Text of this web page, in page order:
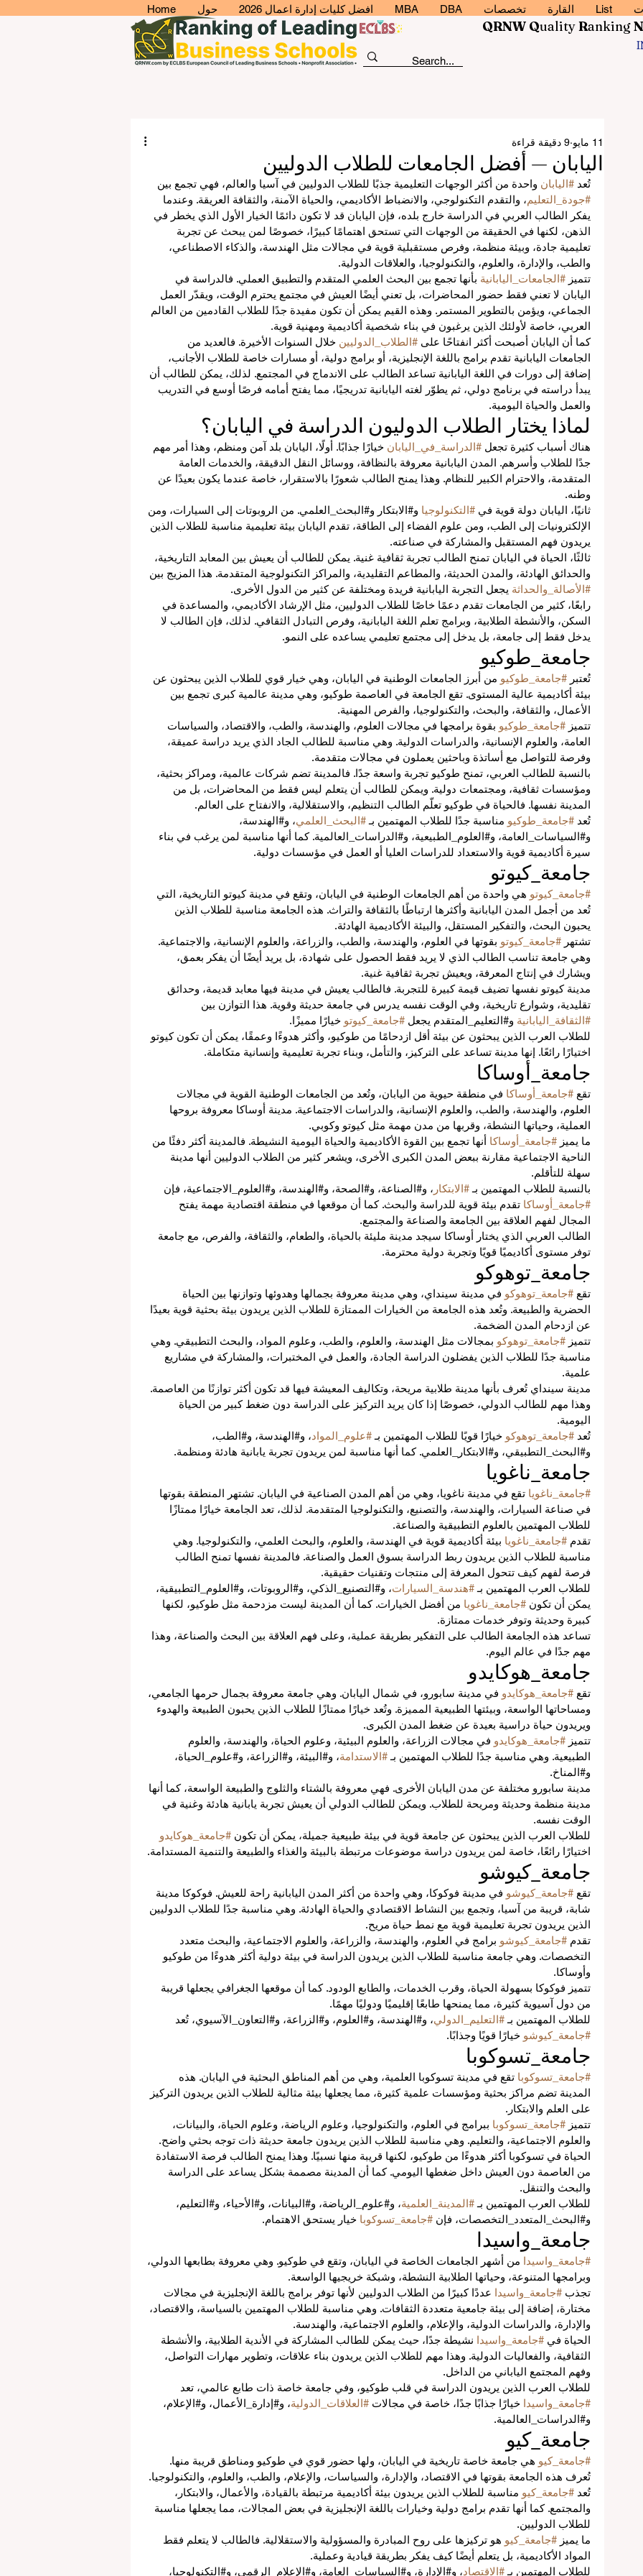
Home حول افضل كليات إدارة اعمال 2026 MBA DBA تخصصات القارة List
QRNW QualityRankingN
اليابان — أفضل الجامعات للطلاب الدوليين
11 مايو 9 دقيقة قراءة
تُعد #اليابان واحدة من أكثر الوجهات التعليمية جذبًا للطلاب الدوليين في آسيا والعالم، فهي تجمع بين
#جودة_التعليم، والتقدم التكنولوجي، والانضباط الأكاديمي، والحياة الآمنة، والثقافة العريقة. وعندما
يفكر الطالب العربي في الدراسة خارج بلده، فإن اليابان قد لا تكون دائمًا الخيار الأول الذي يخطر في
الذهن، لكنها في الحقيقة من الوجهات التي تستحق اهتمامًا كبيرًا، خصوصًا لمن يبحث عن تجربة
تعليمية جادة، وبيئة منظمة، وفرص مستقبلية قوية في مجالات مثل الهندسة، والذكاء الاصطناعي،
والطب، والإدارة، والعلوم، والتكنولوجيا، والعلاقات الدولية.
تتميز #الجامعات_اليابانية بأنها تجمع بين البحث العلمي المتقدم والتطبيق العملي. فالدراسة في
اليابان لا تعني فقط حضور المحاضرات، بل تعني أيضًا العيش في مجتمع يحترم الوقت، ويقدّر العمل
الجماعي، ويؤمن بالتطوير المستمر. وهذه القيم يمكن أن تكون مفيدة جدًا للطلاب القادمين من العالم
العربي، خاصة لأولئك الذين يرغبون في بناء شخصية أكاديمية ومهنية قوية.
كما أن اليابان أصبحت أكثر انفتاحًا على #الطلاب_الدوليين خلال السنوات الأخيرة. فالعديد من
الجامعات اليابانية تقدم برامج باللغة الإنجليزية، أو برامج دولية، أو مسارات خاصة للطلاب الأجانب،
إضافة إلى دورات في اللغة اليابانية تساعد الطالب على الاندماج في المجتمع. لذلك، يمكن للطالب أن
يبدأ دراسته في برنامج دولي، ثم يطوّر لغته اليابانية تدريجيًا، مما يفتح أمامه فرصًا أوسع في التدريب
والعمل والحياة اليومية.
لماذا يختار الطلاب الدوليون الدراسة في اليابان؟
هناك أسباب كثيرة تجعل #الدراسة_في_اليابان خيارًا جذابًا. أولًا، اليابان بلد آمن ومنظم، وهذا أمر مهم
جدًا للطلاب وأسرهم. المدن اليابانية معروفة بالنظافة، ووسائل النقل الدقيقة، والخدمات العامة
المتقدمة، والاحترام الكبير للنظام. وهذا يمنح الطالب شعورًا بالاستقرار، خاصة عندما يكون بعيدًا عن
وطنه.
ثانيًا، اليابان دولة قوية في #التكنولوجيا و#الابتكار و#البحث_العلمي. من الروبوتات إلى السيارات، ومن
الإلكترونيات إلى الطب، ومن علوم الفضاء إلى الطاقة، تقدم اليابان بيئة تعليمية مناسبة للطلاب الذين
يريدون فهم المستقبل والمشاركة في صناعته.
ثالثًا، الحياة في اليابان تمنح الطالب تجربة ثقافية غنية. يمكن للطالب أن يعيش بين المعابد التاريخية،
والحدائق الهادئة، والمدن الحديثة، والمطاعم التقليدية، والمراكز التكنولوجية المتقدمة. هذا المزيج بين
#الأصالة_والحداثة يجعل التجربة اليابانية فريدة ومختلفة عن كثير من الدول الأخرى.
رابعًا، كثير من الجامعات تقدم دعمًا خاصًا للطلاب الدوليين، مثل الإرشاد الأكاديمي، والمساعدة في
السكن، والأنشطة الطلابية، وبرامج تعلم اللغة اليابانية، وفرص التبادل الثقافي. لذلك، فإن الطالب لا
يدخل فقط إلى جامعة، بل يدخل إلى مجتمع تعليمي يساعده على النمو.
جامعة_طوكيو
تُعتبر #جامعة_طوكيو من أبرز الجامعات الوطنية في اليابان، وهي خيار قوي للطلاب الذين يبحثون عن
بيئة أكاديمية عالية المستوى. تقع الجامعة في العاصمة طوكيو، وهي مدينة عالمية كبرى تجمع بين
الأعمال، والثقافة، والبحث، والتكنولوجيا، والفرص المهنية.
تتميز #جامعة_طوكيو بقوة برامجها في مجالات العلوم، والهندسة، والطب، والاقتصاد، والسياسات
العامة، والعلوم الإنسانية، والدراسات الدولية. وهي مناسبة للطالب الجاد الذي يريد دراسة عميقة،
وفرصة للتواصل مع أساتذة وباحثين يعملون في مجالات متقدمة.
بالنسبة للطالب العربي، تمنح طوكيو تجربة واسعة جدًا. فالمدينة تضم شركات عالمية، ومراكز بحثية،
ومؤسسات ثقافية، ومجتمعات دولية. ويمكن للطالب أن يتعلم ليس فقط من المحاضرات، بل من
المدينة نفسها. فالحياة في طوكيو تعلّم الطالب التنظيم، والاستقلالية، والانفتاح على العالم.
تُعد #جامعة_طوكيو مناسبة جدًا للطلاب المهتمين بـ #البحث_العلمي، و#الهندسة،
و#السياسات_العامة، و#العلوم_الطبيعية، و#الدراسات_العالمية. كما أنها مناسبة لمن يرغب في بناء
سيرة أكاديمية قوية والاستعداد للدراسات العليا أو العمل في مؤسسات دولية.
جامعة_كيوتو
#جامعة_كيوتو هي واحدة من أهم الجامعات الوطنية في اليابان، وتقع في مدينة كيوتو التاريخية، التي
تُعد من أجمل المدن اليابانية وأكثرها ارتباطًا بالثقافة والتراث. هذه الجامعة مناسبة للطلاب الذين
يحبون البحث، والتفكير المستقل، والبيئة الأكاديمية الهادئة.
تشتهر #جامعة_كيوتو بقوتها في العلوم، والهندسة، والطب، والزراعة، والعلوم الإنسانية، والاجتماعية.
وهي جامعة تناسب الطالب الذي لا يريد فقط الحصول على شهادة، بل يريد أيضًا أن يفكر بعمق،
ويشارك في إنتاج المعرفة، ويعيش تجربة ثقافية غنية.
مدينة كيوتو نفسها تضيف قيمة كبيرة للتجربة. فالطالب يعيش في مدينة فيها معابد قديمة، وحدائق
تقليدية، وشوارع تاريخية، وفي الوقت نفسه يدرس في جامعة حديثة وقوية. هذا التوازن بين
#الثقافة_اليابانية و#التعليم_المتقدم يجعل #جامعة_كيوتو خيارًا مميزًا.
للطلاب العرب الذين يبحثون عن بيئة أقل ازدحامًا من طوكيو، وأكثر هدوءًا وعمقًا، يمكن أن تكون كيوتو
اختيارًا رائعًا. إنها مدينة تساعد على التركيز، والتأمل، وبناء تجربة تعليمية وإنسانية متكاملة.
جامعة_أوساكا
تقع #جامعة_أوساكا في منطقة حيوية من اليابان، وتُعد من الجامعات الوطنية القوية في مجالات
العلوم، والهندسة، والطب، والعلوم الإنسانية، والدراسات الاجتماعية. مدينة أوساكا معروفة بروحها
العملية، وحياتها النشطة، وقربها من مدن مهمة مثل كيوتو وكوبي.
ما يميز #جامعة_أوساكا أنها تجمع بين القوة الأكاديمية والحياة اليومية النشيطة. فالمدينة أكثر دفئًا من
الناحية الاجتماعية مقارنة ببعض المدن الكبرى الأخرى، ويشعر كثير من الطلاب الدوليين أنها مدينة
سهلة للتأقلم.
بالنسبة للطلاب المهتمين بـ #الابتكار ، و#الصناعة، و#الصحة، و#الهندسة، و#العلوم_الاجتماعية، فإن
#جامعة_أوساكا تقدم بيئة قوية للدراسة والبحث. كما أن موقعها في منطقة اقتصادية مهمة يفتح
المجال لفهم العلاقة بين الجامعة والصناعة والمجتمع.
الطالب العربي الذي يختار أوساكا سيجد مدينة مليئة بالحياة، والطعام، والثقافة، والفرص، مع جامعة
توفر مستوى أكاديميًا قويًا وتجربة دولية محترمة.
جامعة_توهوكو
تقع #جامعة_توهوكو في مدينة سينداي، وهي مدينة معروفة بجمالها وهدوئها وتوازنها بين الحياة
الحضرية والطبيعة. وتُعد هذه الجامعة من الخيارات الممتازة للطلاب الذين يريدون بيئة بحثية قوية بعيدًا
عن ازدحام المدن الضخمة.
تتميز #جامعة_توهوكو بمجالات مثل الهندسة، والعلوم، والطب، وعلوم المواد، والبحث التطبيقي. وهي
مناسبة جدًا للطلاب الذين يفضلون الدراسة الجادة، والعمل في المختبرات، والمشاركة في مشاريع
علمية.
مدينة سينداي تُعرف بأنها مدينة طلابية مريحة، وتكاليف المعيشة فيها قد تكون أكثر توازنًا من العاصمة.
وهذا مهم للطالب الدولي، خصوصًا إذا كان يريد التركيز على الدراسة دون ضغط كبير من الحياة
اليومية.
تُعد #جامعة_توهوكو خيارًا قويًا للطلاب المهتمين بـ #علوم_المواد، و#الهندسة، و#الطب،
و#البحث_التطبيقي، و#الابتكار_العلمي. كما أنها مناسبة لمن يريدون تجربة يابانية هادئة ومنظمة.
جامعة_ناغويا
#جامعة_ناغويا تقع في مدينة ناغويا، وهي من أهم المدن الصناعية في اليابان. تشتهر المنطقة بقوتها
في صناعة السيارات، والهندسة، والتصنيع، والتكنولوجيا المتقدمة. لذلك، تعد الجامعة خيارًا ممتازًا
للطلاب المهتمين بالعلوم التطبيقية والصناعة.
تقدم #جامعة_ناغويا بيئة أكاديمية قوية في الهندسة، والعلوم، والبحث العلمي، والتكنولوجيا. وهي
مناسبة للطلاب الذين يريدون ربط الدراسة بسوق العمل والصناعة. فالمدينة نفسها تمنح الطالب
فرصة لفهم كيف تتحول المعرفة إلى منتجات وتقنيات حقيقية.
للطلاب العرب المهتمين بـ #هندسة_السيارات، و#التصنيع_الذكي، و#الروبوتات، و#العلوم_التطبيقية،
يمكن أن تكون #جامعة_ناغويا من أفضل الخيارات. كما أن المدينة ليست مزدحمة مثل طوكيو، لكنها
كبيرة وحديثة وتوفر خدمات ممتازة.
تساعد هذه الجامعة الطالب على التفكير بطريقة عملية، وعلى فهم العلاقة بين البحث والصناعة، وهذا
مهم جدًا في عالم اليوم.
جامعة_هوكايدو
تقع #جامعة_هوكايدو في مدينة سابورو، في شمال اليابان. وهي جامعة معروفة بجمال حرمها الجامعي،
ومساحاتها الواسعة، وبيئتها الطبيعية المميزة. وتُعد خيارًا ممتازًا للطلاب الذين يحبون الطبيعة والهدوء
ويريدون حياة دراسية بعيدة عن ضغط المدن الكبرى.
تتميز #جامعة_هوكايدو في مجالات الزراعة، والعلوم البيئية، وعلوم الحياة، والهندسة، والعلوم
الطبيعية. وهي مناسبة جدًا للطلاب المهتمين بـ #الاستدامة، و#البيئة، و#الزراعة، و#علوم_الحياة،
و#المناخ.
مدينة سابورو مختلفة عن مدن اليابان الأخرى. فهي معروفة بالشتاء والثلوج والطبيعة الواسعة، كما أنها
مدينة منظمة وحديثة ومريحة للطلاب. ويمكن للطالب الدولي أن يعيش تجربة يابانية هادئة وغنية في
الوقت نفسه.
للطلاب العرب الذين يبحثون عن جامعة قوية في بيئة طبيعية جميلة، يمكن أن تكون #جامعة_هوكايدو
اختيارًا رائعًا، خاصة لمن يريدون دراسة موضوعات مرتبطة بالبيئة والغذاء والطبيعة والتنمية المستدامة.
جامعة_كيوشو
تقع #جامعة_كيوشو في مدينة فوكوكا، وهي واحدة من أكثر المدن اليابانية راحة للعيش. فوكوكا مدينة
شابة، قريبة من آسيا، وتجمع بين النشاط الاقتصادي والحياة الهادئة. وهي مناسبة جدًا للطلاب الدوليين
الذين يريدون تجربة تعليمية قوية مع نمط حياة مريح.
تقدم #جامعة_كيوشو برامج في العلوم، والهندسة، والزراعة، والعلوم الاجتماعية، والبحث متعدد
التخصصات. وهي جامعة مناسبة للطلاب الذين يريدون الدراسة في بيئة دولية أكثر هدوءًا من طوكيو
وأوساكا.
تتميز فوكوكا بسهولة الحياة، وقرب الخدمات، والطابع الودود. كما أن موقعها الجغرافي يجعلها قريبة
من دول آسيوية كثيرة، مما يمنحها طابعًا إقليميًا ودوليًا مهمًا.
للطلاب المهتمين بـ #التعليم_الدولي، و#الهندسة، و#العلوم، و#الزراعة، و#التعاون_الآسيوي، تُعد
#جامعة_كيوشو خيارًا قويًا وجذابًا.
جامعة_تسوكوبا
#جامعة_تسوكوبا تقع في مدينة تسوكوبا العلمية، وهي من أهم المناطق البحثية في اليابان. هذه
المدينة تضم مراكز بحثية ومؤسسات علمية كثيرة، مما يجعلها بيئة مثالية للطلاب الذين يريدون التركيز
على العلم والابتكار.
تتميز #جامعة_تسوكوبا ببرامج في العلوم، والتكنولوجيا، وعلوم الرياضة، وعلوم الحياة، والبيانات،
والعلوم الاجتماعية، والتعليم. وهي مناسبة للطلاب الذين يريدون جامعة حديثة ذات توجه بحثي واضح.
الحياة في تسوكوبا أكثر هدوءًا من طوكيو، لكنها قريبة منها نسبيًا. وهذا يمنح الطالب فرصة الاستفادة
من العاصمة دون العيش داخل ضغطها اليومي. كما أن المدينة مصممة بشكل يساعد على الدراسة
والبحث والتنقل.
للطلاب العرب المهتمين بـ #المدينة_العلمية، و#علوم_الرياضة، و#البيانات، و#الأحياء، و#التعليم،
و#البحث_المتعدد_التخصصات، فإن #جامعة_تسوكوبا خيار يستحق الاهتمام.
جامعة_واسيدا
#جامعة_واسيدا من أشهر الجامعات الخاصة في اليابان، وتقع في طوكيو. وهي معروفة بطابعها الدولي،
وبرامجها المتنوعة، وحياتها الطلابية النشطة، وشبكة خريجيها الواسعة.
تجذب #جامعة_واسيدا عددًا كبيرًا من الطلاب الدوليين لأنها توفر برامج باللغة الإنجليزية في مجالات
مختارة، إضافة إلى بيئة جامعية متعددة الثقافات. وهي مناسبة للطلاب المهتمين بالسياسة، والاقتصاد،
والإدارة، والدراسات الدولية، والإعلام، والعلوم الاجتماعية، والهندسة.
الحياة في #جامعة_واسيدا نشيطة جدًا، حيث يمكن للطالب المشاركة في الأندية الطلابية، والأنشطة
الثقافية، والفعاليات الدولية. وهذا مهم للطلاب الذين يريدون بناء علاقات، وتطوير مهارات التواصل،
وفهم المجتمع الياباني من الداخل.
للطلاب العرب الذين يريدون الدراسة في قلب طوكيو، وفي جامعة خاصة ذات طابع عالمي، تعد
#جامعة_واسيدا خيارًا جذابًا جدًا، خاصة في مجالات #العلاقات_الدولية، و#إدارة_الأعمال، و#الإعلام،
و#الدراسات_العالمية.
جامعة_كيو
#جامعة_كيو هي جامعة خاصة تاريخية في اليابان، ولها حضور قوي في طوكيو ومناطق قريبة منها.
تُعرف هذه الجامعة بقوتها في الاقتصاد، والإدارة، والسياسات، والإعلام، والطب، والعلوم، والتكنولوجيا.
تُعد #جامعة_كيو مناسبة للطلاب الذين يريدون بيئة أكاديمية مرتبطة بالقيادة، والأعمال، والابتكار،
والمجتمع. كما أنها تقدم برامج دولية وخيارات باللغة الإنجليزية في بعض المجالات، مما يجعلها مناسبة
للطلاب الدوليين.
ما يميز #جامعة_كيو هو تركيزها على روح المبادرة والمسؤولية والاستقلالية. فالطالب لا يتعلم فقط
المواد الأكاديمية، بل يتعلم أيضًا كيف يفكر بطريقة قيادية وعملية.
للطلاب المهتمين بـ #الاقتصاد، و#الإدارة، و#السياسات_العامة، و#الإعلام_الرقمي، و#التكنولوجيا،